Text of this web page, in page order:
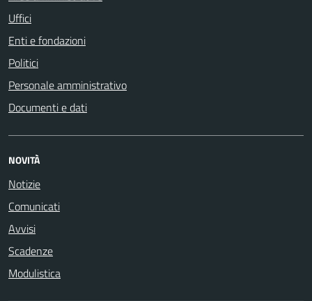
Uffici
Enti e fondazioni
Politici
Personale amministrativo
Documenti e dati
NOVITÀ
Notizie
Comunicati
Avvisi
Scadenze
Modulistica